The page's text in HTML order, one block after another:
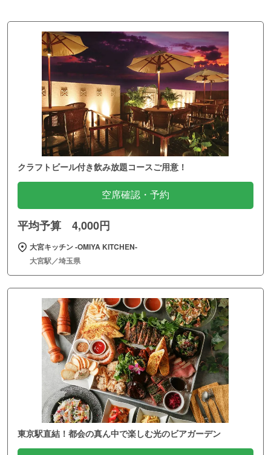
クラフトビール付き飲み放題コースご用意！
空席確認・予約
平均予算 4,000円
大宮キッチン ‐OMIYA KITCHEN‐
大宮駅／埼玉県
東京駅直結！都会の真ん中で楽しむ光のビアガーデン